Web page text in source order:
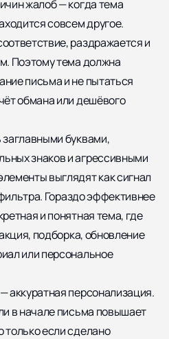
жалоб — когда тема
совсем другое.
раздражается и
Поэтому тема должна
письма и не пытаться
обмана или дешёвого
заглавными буквами,
знаков и агрессивными
выглядят как сигнал
Гораздо эффективнее
и понятная тема, где
подборка, обновление
или персональное
аккуратная персонализация.
в начале письма повышает
если сделано